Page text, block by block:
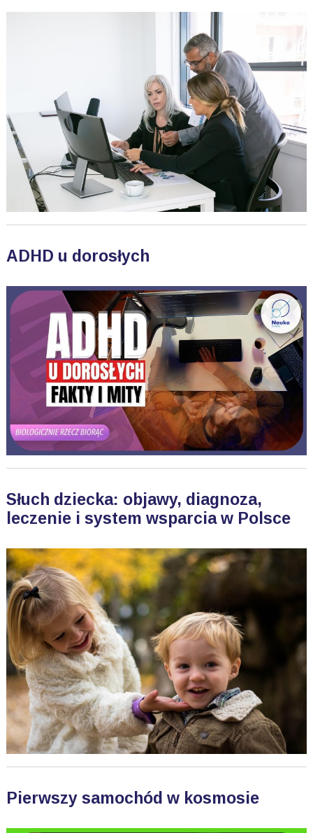
ADHD u dorosłych
Słuch dziecka: objawy, diagnoza,
leczenie i system wsparcia w Polsce
Pierwszy samochód w kosmosie